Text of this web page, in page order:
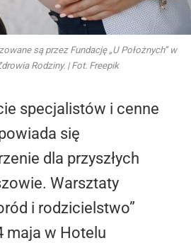
są przez Fundację „U Położnych” w
Rodziny. | Fot. Freepik
specjalistów i cenne
się
dla przyszłych
Warsztaty
i rodzicielstwo”
maja w Hotelu